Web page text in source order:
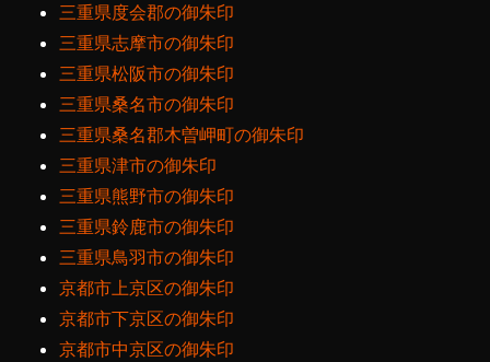
三重県度会郡の御朱印
三重県志摩市の御朱印
三重県松阪市の御朱印
三重県桑名市の御朱印
三重県桑名郡木曽岬町の御朱印
三重県津市の御朱印
三重県熊野市の御朱印
三重県鈴鹿市の御朱印
三重県鳥羽市の御朱印
京都市上京区の御朱印
京都市下京区の御朱印
京都市中京区の御朱印